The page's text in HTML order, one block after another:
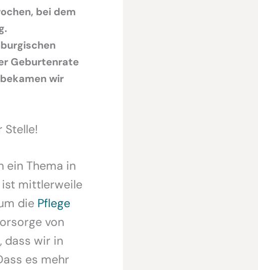
bei dem
Geburtenrate
wir
ein Thema in
ist mittlerweile
die Pflege
von
dass wir in
es mehr